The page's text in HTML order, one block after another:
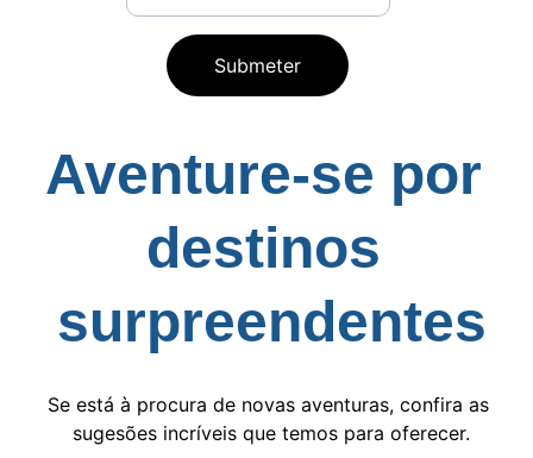
Submeter
Aventure-se por
destinos
surpreendentes
Se está à procura de novas aventuras, confira as
sugesões incríveis que temos para oferecer.